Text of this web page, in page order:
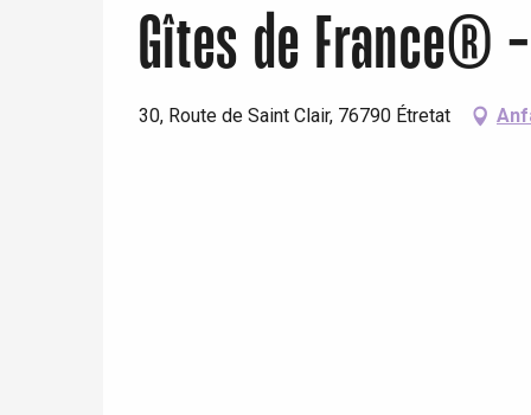
Gîtes de France®
30, Route de Saint Clair, 76790 Étretat